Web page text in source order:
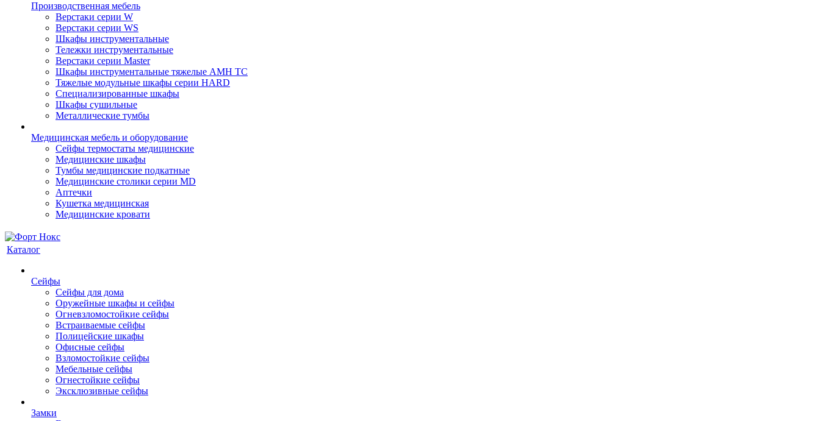
Производственная мебель
Верстаки серии W
Верстаки серии WS
Шкафы инструментальные
Тележки инструментальные
Верстаки серии Master
Шкафы инструментальные тяжелые AMH TC
Тяжелые модульные шкафы серии HARD
Cпециализированные шкафы
Шкафы сушильные
Металлические тумбы
Медицинская мебель и оборудование
Сейфы термостаты медицинские
Медицинские шкафы
Тумбы медицинские подкатные
Медицинские столики серии MD
Аптечки
Кушетка медицинская
Медицинские кровати
Каталог
Сейфы
Сейфы для дома
Оружейные шкафы и сейфы
Огневзломостойкие сейфы
Встраиваемые сейфы
Полицейские шкафы
Офисные сейфы
Взломостойкие сейфы
Мебельные сейфы
Огнестойкие сейфы
Эксклюзивные сейфы
Замки